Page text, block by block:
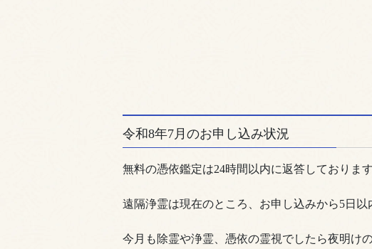
令和8年7月のお申し込み状況
無料の憑依鑑定は24時間以内に返答しております
遠隔浄霊は現在のところ、お申し込みから5日以
今月も除霊や浄霊、憑依の霊視でしたら夜明け